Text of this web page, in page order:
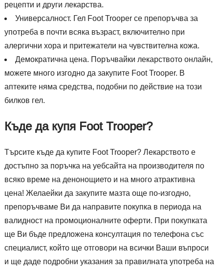
рецепти и други лекарства.
Универсалност. Гел Foot Trooper се препоръчва за
употреба в почти всяка възраст, включително при
алергични хора и притежатели на чувствителна кожа.
Демократична цена. Поръчвайки лекарството онлайн,
можете много изгодно да закупите Foot Trooper. В
аптеките няма средства, подобни по действие на този
билков гел.
Къде да купя Foot Trooper?
Търсите къде да купите Foot Trooper? Лекарството е
достъпно за поръчка на уебсайта на производителя по
всяко време на денонощието и на много атрактивна
цена! Желаейки да закупите мазта още по-изгодно,
препоръчваме Ви да направите покупка в периода на
валидност на промоционалните оферти. При покупката
ще Ви бъде предложена консултация по телефона със
специалист, който ще отговори на всички Ваши въпроси
и ще даде подробни указания за правилната употреба на